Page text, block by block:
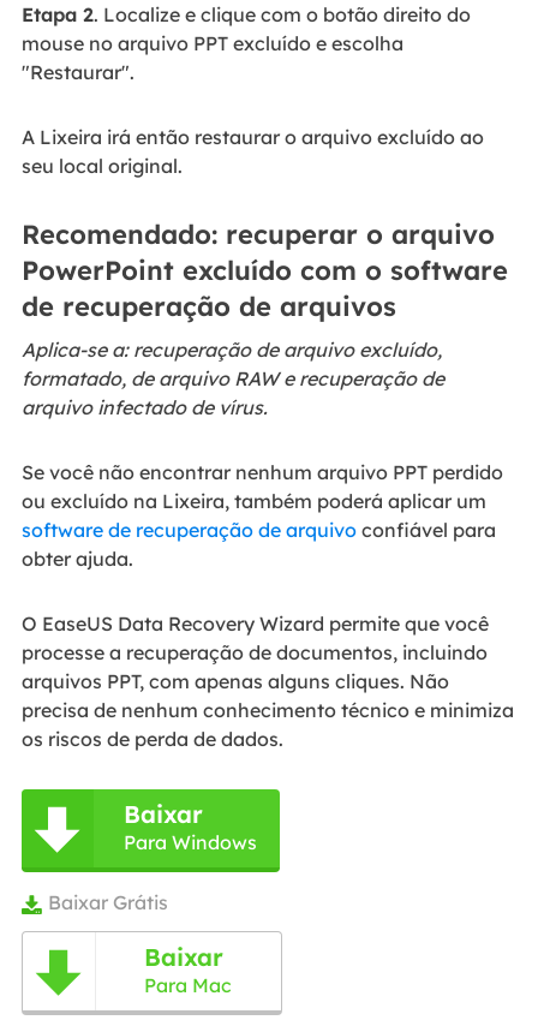
Etapa 2. Localize e clique com o botão direito do
mouse no arquivo PPT excluído e escolha
"Restaurar".
A Lixeira irá então restaurar o arquivo excluído ao
seu local original.
Recomendado: recuperar o arquivo
PowerPoint excluído com o software
de recuperação de arquivos
Aplica-se a: recuperação de arquivo excluído,
formatado, de arquivo RAW e recuperação de
arquivo infectado de vírus.
Se você não encontrar nenhum arquivo PPT perdido
ou excluído na Lixeira, também poderá aplicar um
software de recuperação de arquivoconfiável para
obter ajuda.
O EaseUS Data Recovery Wizard permite que você
processe a recuperação de documentos, incluindo
arquivos PPT, com apenas alguns cliques. Não
precisa de nenhum conhecimento técnico e minimiza
os riscos de perda de dados.
 Baixar
Para Windows
 Baixar Grátis
 Baixar
Para Mac